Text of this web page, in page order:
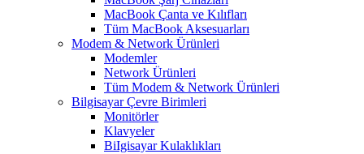
MacBook Çanta ve Kılıfları
Tüm MacBook Aksesuarları
Modem & Network Ürünleri
Modemler
Network Ürünleri
Tüm Modem & Network Ürünleri
Bilgisayar Çevre Birimleri
Monitörler
Klavyeler
BiIgisayar Kulaklıkları